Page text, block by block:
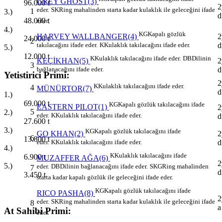
96.000t
3.)
48.000t
4.)
24.000t
5.)
12.000t
Yetistirici Primi:
1.)
69.000 t
2.)
27.600 t
3.)
13.800t
4.)
6.900t
5.)
3.450t
At Sahibi Primi:
1 eder. SKRing mahalinden starta kadar kulaklık ile geleceğini ifade
eder.
2
HARVEY WALLBANGER(4) KGKapalı gözlük
takılacağını ifade eder. KKulaklık takılacağını ifade eder.
3
KEÇİKHAN(5) KKulaklık takılacağını ifade eder. DBDilinin
bağlanacağını ifade eder.
4 MÜNÜRTOR(7) KKulaklık takılacağını ifade eder.
5
EASTERN PILOT(1) KGKapalı gözlük takılacağını ifade
eder. KKulaklık takılacağını ifade eder.
6
GO KHAN(2) KGKapalı gözlük takılacağını ifade
eder. KKulaklık takılacağını ifade eder.
7
MUZAFFER AĞA(6) KKulaklık takılacağını ifade
eder. DBDilinin bağlanacağını ifade eder. SKGRing mahalinden
starta kadar kapalı gözlük ile geleceğini ifade eder.
8
RICO PASHA(8) KGKapalı gözlük takılacağını ifade
eder. SKRing mahalinden starta kadar kulaklık ile geleceğini ifade
eder.